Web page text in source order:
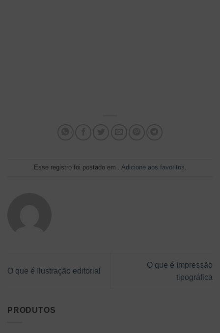
Esse registro foi postado em . Adicione aos favoritos
O que é Ilustração editorial
O que é Impressão
tipográfica
PRODUTOS